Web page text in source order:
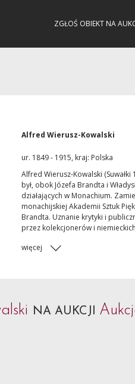
ZGŁOŚ OBIEKT NA
Alfred Wierusz-Kowalski
ur. 1849 - 1915, kraj: Polska
Alfred Wierusz-Kowalski
był, obok Józefa Brandta i
działających w Monachium.
monachijskiej Akademii Sztuk
Brandta. Uznanie krytyki i
przez kolekcjonerów i
więcej
NA AUKCJI